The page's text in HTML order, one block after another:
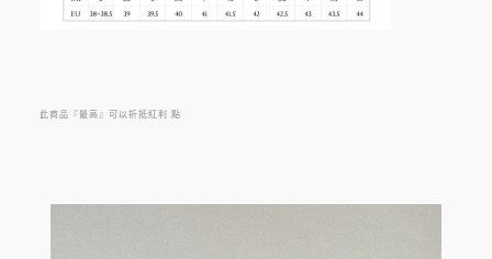
此商品『最高』可以折抵紅利 點